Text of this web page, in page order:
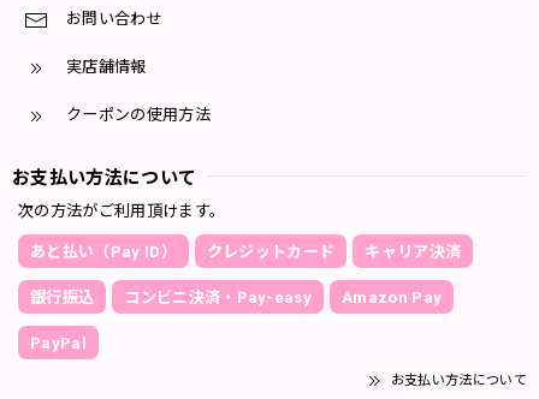
お問い合わせ
実店舗情報
クーポンの使用方法
お支払い方法について
次の方法がご利用頂けます。
あと払い（Pay ID） クレジットカード キャリア決済
銀行振込 コンビニ決済・Pay-easy Amazon Pay
PayPal
お支払い方法について